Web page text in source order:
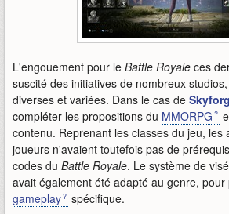
L'engouement pour le Battle Royale ces
suscité des initiatives de nombreux
diverses et variées. Dans le cas de
compléter les propositions du MMORPG
contenu. Reprenant les classes du jeu, les
joueurs n'avaient toutefois pas de
codes du Battle Royale. Le système de
avait également été adapté au genre, pour
gameplay
spécifique.